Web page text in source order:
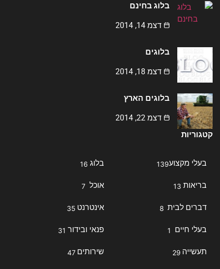
בלוג בחינם
דצמ 14, 2014
בלוגים
דצמ 18, 2014
בלוגים הארץ
דצמ 22, 2014
קטגוריות
בעלי מקצוע139 בלוג 16
בריאות 13 אוכל 7
דברים לבית 8 אינטרנט 35
בעלי חיים 1 פנאי ובידור 31
תעשייה 29 שירותים 47